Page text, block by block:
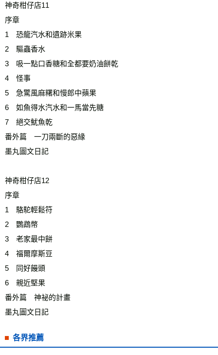
神奇柑仔店11
序章
1　恐龍汽水和遺跡米果
2　驅蟲香水
3　吸一點口香糖和全都要奶油餅乾
4　怪事
5　急驚風麻糬和慢郎中蘋果
6　如魚得水汽水和一馬當先糖
7　絕交魷魚乾
番外篇　一刀兩斷的惡緣
墨丸圖文日記
神奇柑仔店12
序章
1　駱駝輕鬆符
2　鸚鵡幣
3　老家最中餅
4　福爾摩斯豆
5　同好饅頭
6　親近堅果
番外篇　神祕的計畫
墨丸圖文日記
各界推薦